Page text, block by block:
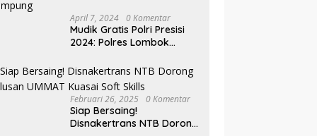
April 7, 2024 0 Komentar
Mudik Gratis Polri Presisi
2024: Polres Lombok
Pulang Kampung
Februari 26, 2025 0 Komentar
Siap Bersaing!
Disnakertrans NTB Dorong